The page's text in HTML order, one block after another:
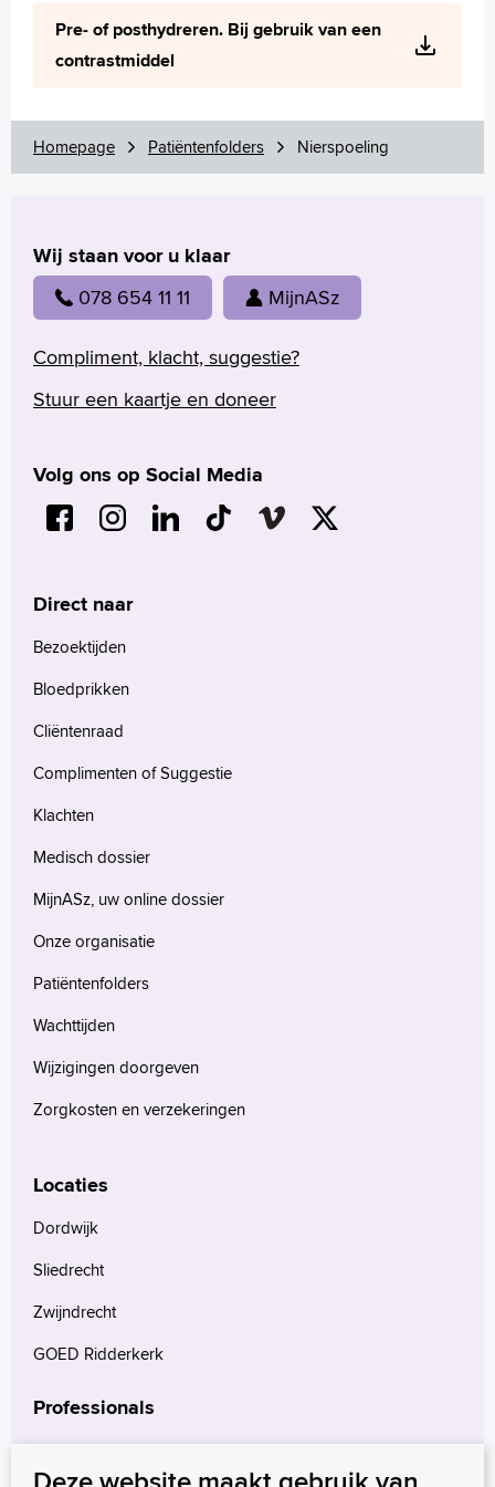
Zoeken
Polski
Türkçe
Arabisch
Pre- of posthydreren. Bij gebruik van een
contrastmiddel
Homepage Patiëntenfolders Nierspoeling
Wij staan voor u klaar
078 654 11 11 MijnASz
Compliment, klacht, suggestie?
Stuur een kaartje en doneer
Volg ons op Social Media
Direct naar
Bezoektijden
Bloedprikken
Cliëntenraad
Complimenten of Suggestie
Klachten
Medisch dossier
MijnASz, uw online dossier
Onze organisatie
Patiëntenfolders
Wachttijden
Wijzigingen doorgeven
Zorgkosten en verzekeringen
Locaties
Dordwijk
Sliedrecht
Zwijndrecht
GOED Ridderkerk
Professionals
Verwijzers